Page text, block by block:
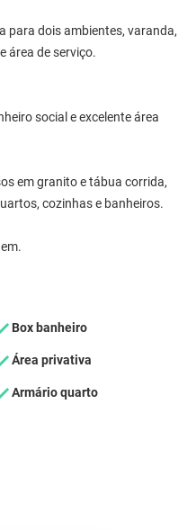
para dois ambientes, varanda,
área de serviço.
social e excelente área
em granito e tábua corrida,
cozinhas e banheiros.
Box banheiro
Área privativa
Armário quarto